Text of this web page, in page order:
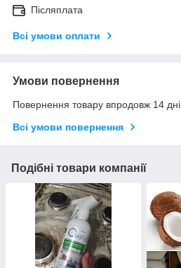
Післяплата
Всі умови оплати
Умови повернення
Повернення товару впродовж 14
Всі умови повернення
Подібні товари компанії